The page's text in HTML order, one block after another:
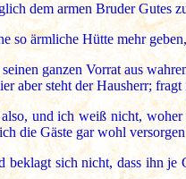
dem armen Bruder Gutes
so ärmliche Hütte mehr
ganzen Vorrat aus
aber steht der Hausherr;
und ich weiß nicht,
die Gäste gar wohl
sich nicht, dass ihn